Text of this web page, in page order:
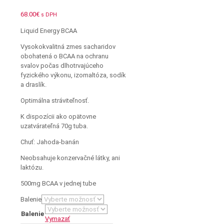
68.00€ s DPH
Liquid Energy BCAA
Vysokokvalitná zmes sacharidov
obohatená o BCAA na ochranu
svalov počas dlhotrvajúceho
fyzického výkonu, izomaltóza, sodík
a draslík.
Optimálna stráviteľnosť.
K dispozícii ako opätovne
uzatvárateľná 70g tuba.
Chuť: Jahoda-banán
Neobsahuje konzervačné látky, ani
laktózu.
500mg BCAA v jednej tube
Balenie
Balenie
Vymazať